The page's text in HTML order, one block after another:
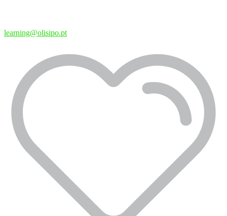
learning@olisipo.pt